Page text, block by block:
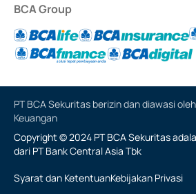
BCA Group
PT BCA Sekuritas berizin dan diawasi
Keuangan
Copyright © 2024 PT BCA Sekuritas
dari PT Bank Central Asia Tbk
Syarat dan KetentuanKebijakan Privasi